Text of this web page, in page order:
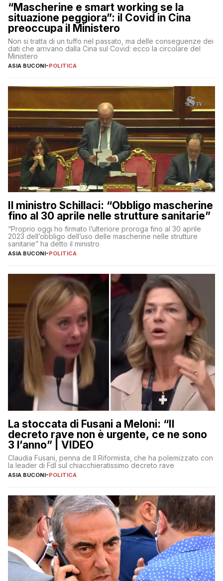
“Mascherine e smart working se la
situazione peggiora”: il Covid in Cina
preoccupa il Ministero
Non si tratta di un tuffo nel passato, ma delle conseguenze dei
dati che arrivano dalla Cina sul Covid: ecco la circolare del
Ministero
ASIA BUCONI-POLITICA
Il ministro Schillaci: “Obbligo mascherine
fino al 30 aprile nelle strutture sanitarie”
“Proprio oggi ho firmato l’ulteriore proroga fino al 30 aprile
2023 dell’obbligo dell’uso delle mascherine nelle strutture
sanitarie” ha detto il ministro
ASIA BUCONI-POLITICA
La stoccata di Fusani a Meloni: “Il
decreto rave non è urgente, ce ne sono
3 l’anno” | VIDEO
Claudia Fusani, penna de Il Riformista, che ha polemizzato con
la leader di FdI sul chiacchieratissimo decreto rave
ASIA BUCONI-POLITICA